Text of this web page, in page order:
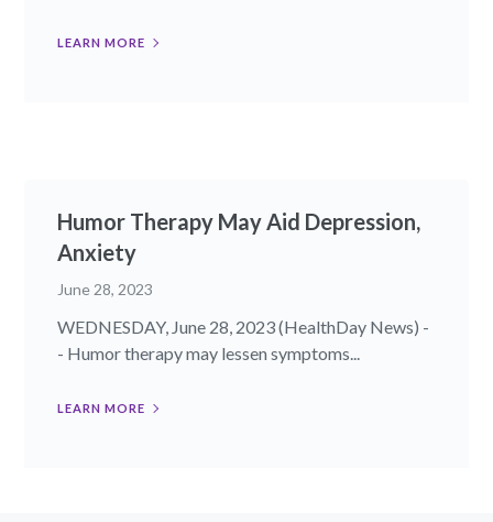
LEARN MORE
Humor Therapy May Aid Depression,
Anxiety
June 28, 2023
WEDNESDAY, June 28, 2023 (HealthDay News) -
- Humor therapy may lessen symptoms...
LEARN MORE